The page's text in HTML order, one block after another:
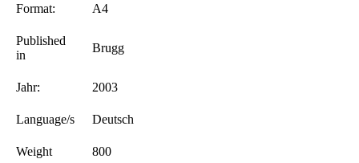
Format: A4
Published
in
Brugg
Jahr: 2003
Language/s Deutsch
Weight 800